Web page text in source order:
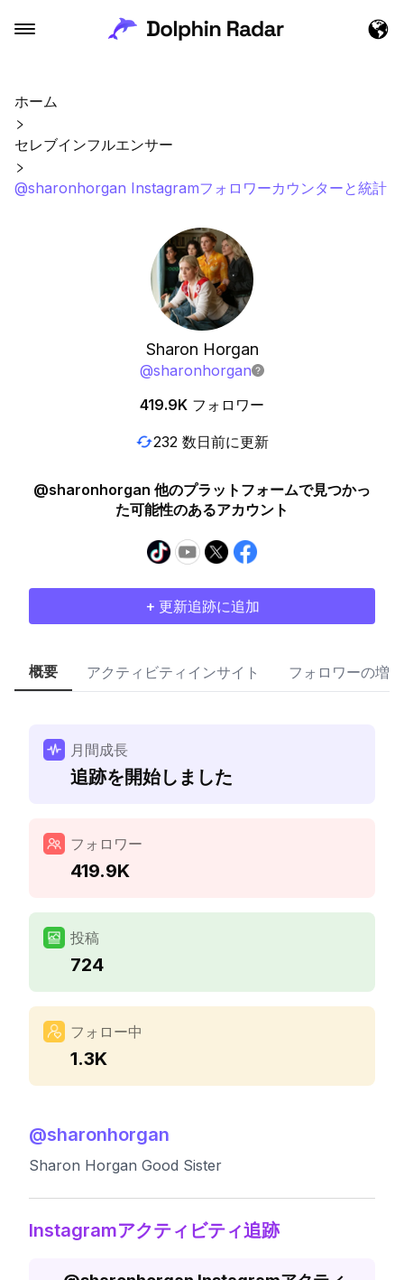
ホーム
セレブインフルエンサー
@sharonhorgan Instagramフォロワーカウンターと統計
Sharon Horgan
@sharonhorgan
419.9K フォロワー
232 数日前に更新
@sharonhorgan 他のプラットフォームで見つかっ
た可能性のあるアカウント
+ 更新追跡に追加
概要 アクティビティインサイト フォロワーの増加
月間成長
追跡を開始しました
フォロワー
419.9K
投稿
724
フォロー中
1.3K
@sharonhorgan
Sharon Horgan Good Sister
Instagramアクティビティ追跡